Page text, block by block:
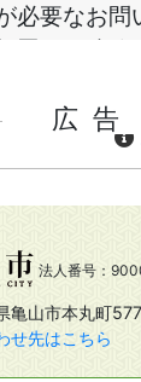
広告
法人番号：
亀山市本丸町
せ先はこちら